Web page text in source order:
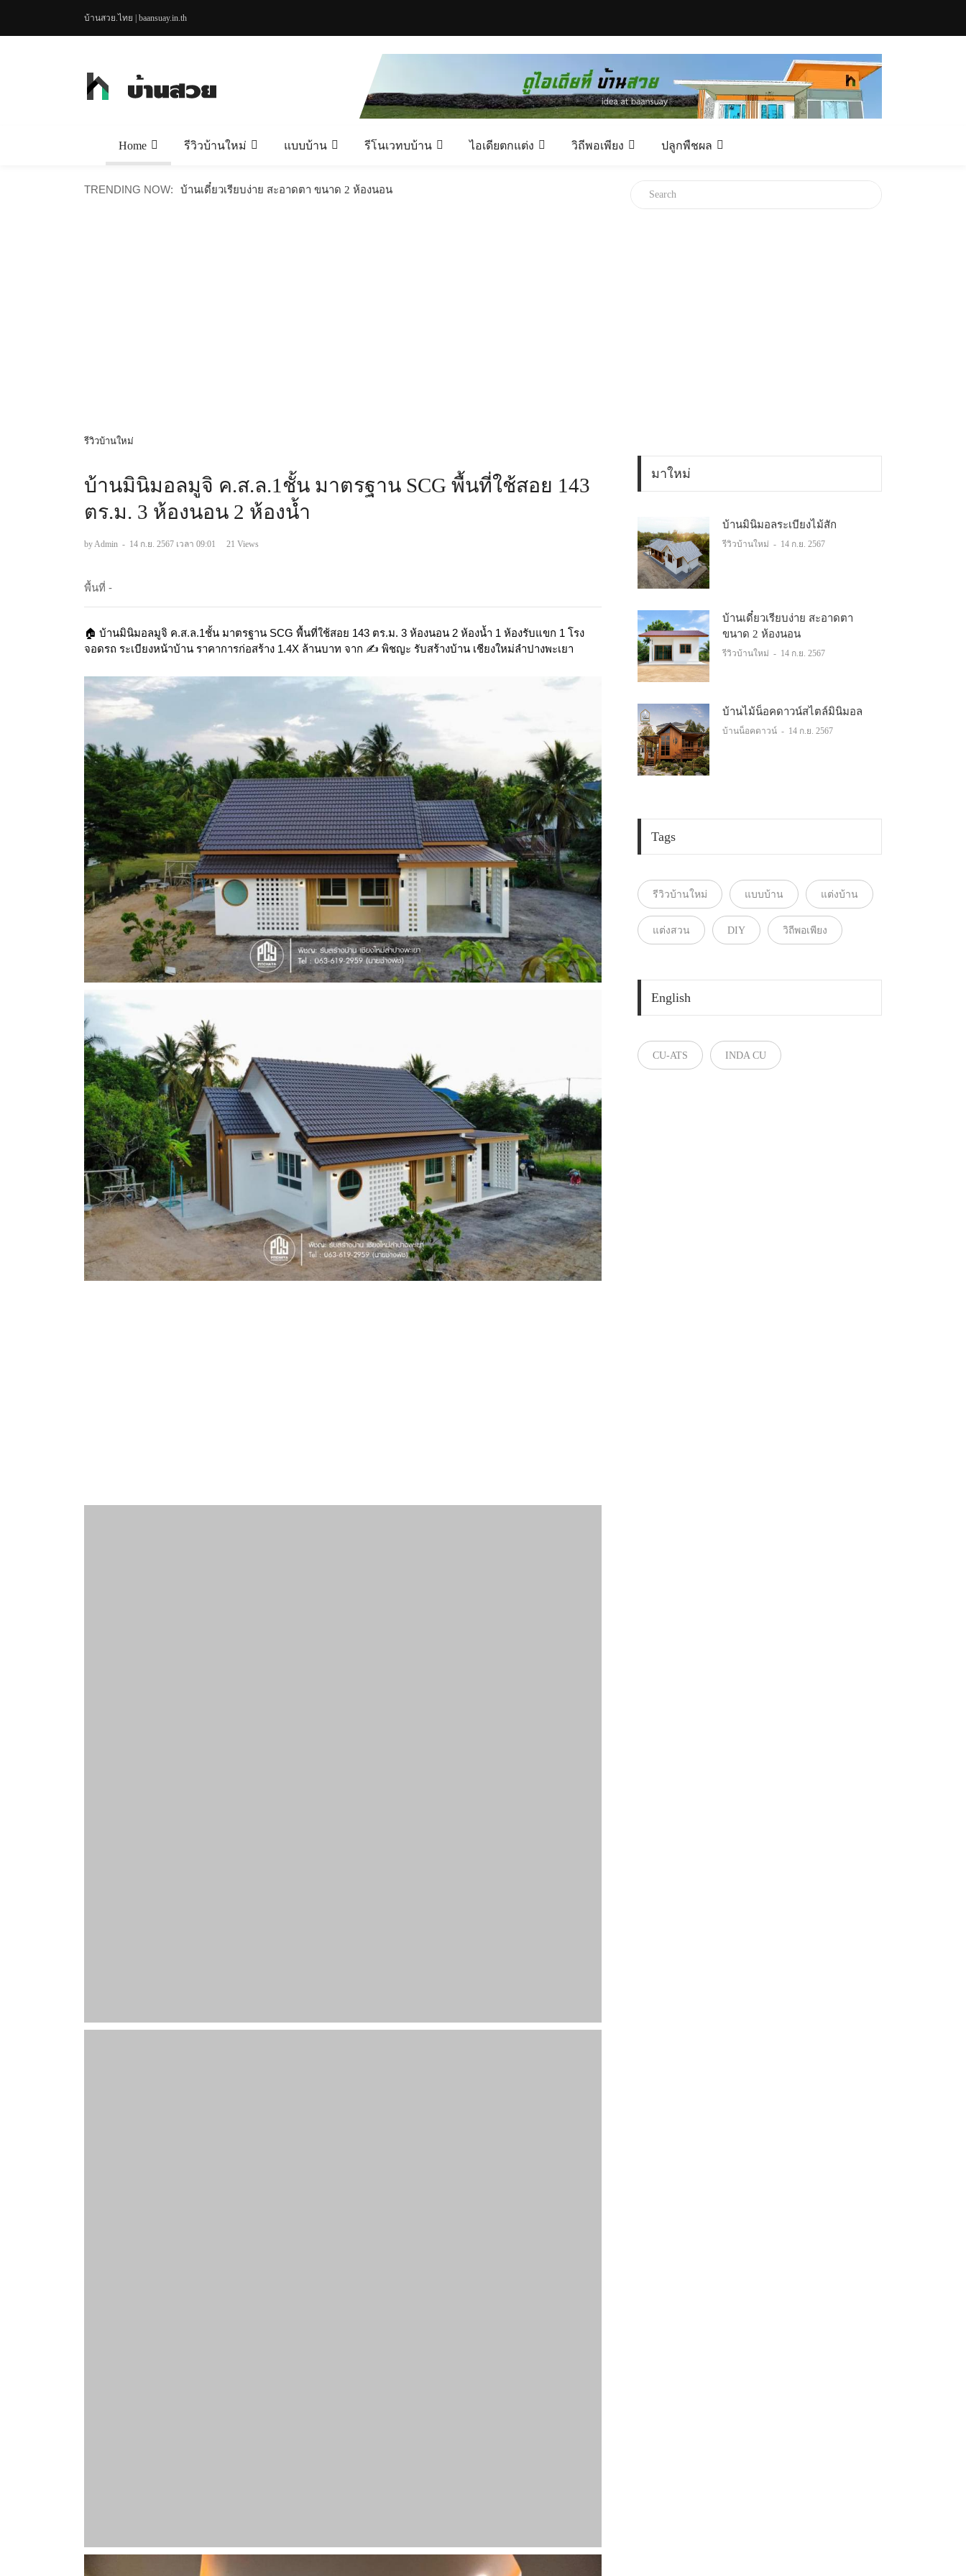
บ้านสวย.ไทย | baansuay.in.th
Home รีวิวบ้านใหม่ แบบบ้าน รีโนเวทบบ้าน ไอเดียตกแต่ง วิถีพอเพียง ปลูกพืชผล
TRENDING NOW: บ้านไม้น็อคดาวน์สไตล์มินิมอล
รีวิวบ้านใหม่
บ้านมินิมอลมูจิ ค.ส.ล.1ชั้น มาตรฐาน SCG พื้นที่ใช้สอย 143
ตร.ม. 3 ห้องนอน 2 ห้องน้ำ
by Admin - 14 ก.ย. 2567 เวลา 09:01 21 Views
พื้นที่ -
🏠 บ้านมินิมอลมูจิ ค.ส.ล.1ชั้น มาตรฐาน SCG พื้นที่ใช้สอย 143 ตร.ม. 3 ห้องนอน 2 ห้องน้ำ 1 ห้องรับแขก 1 โรง
จอดรถ ระเบียงหน้าบ้าน ราคาการก่อสร้าง 1.4X ล้านบาท จาก ✍ พิชญะ รับสร้างบ้าน เชียงใหม่ลำปางพะเยา
มาใหม่
บ้านมินิมอลระเบียงไม้สัก
รีวิวบ้านใหม่ - 14 ก.ย. 2567
บ้านเดี๋ยวเรียบง่าย สะอาดตา
ขนาด 2 ห้องนอน
รีวิวบ้านใหม่ - 14 ก.ย. 2567
บ้านไม้น็อคดาวน์สไตล์มินิมอล
บ้านน็อคดาวน์ - 14 ก.ย. 2567
Tags
รีวิวบ้านใหม่ แบบบ้าน แต่งบ้าน
แต่งสวน DIY วิถีพอเพียง
English
CU-ATS INDA CU